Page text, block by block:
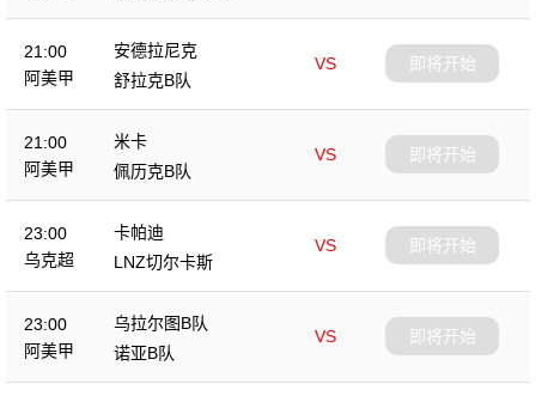
21:00
阿美甲
安德拉尼克
VS
舒拉克B队
即将开始
21:00
阿美甲
米卡
VS
佩历克B队
即将开始
23:00
乌克超
卡帕迪
VS
LNZ切尔卡斯
即将开始
23:00
阿美甲
乌拉尔图B队
VS
诺亚B队
即将开始